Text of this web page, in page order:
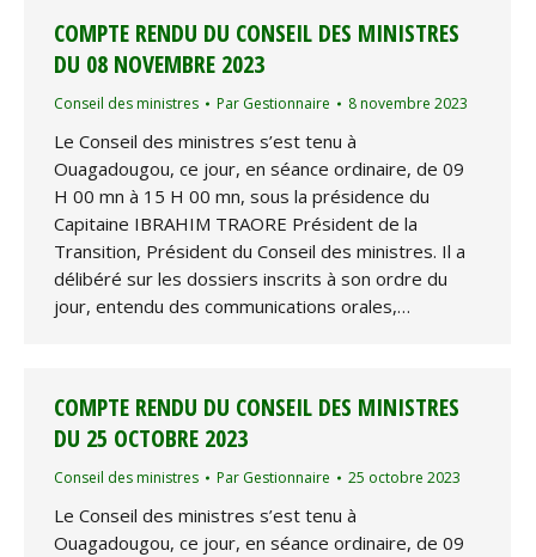
COMPTE RENDU DU CONSEIL DES MINISTRES
DU 08 NOVEMBRE 2023
Conseil des ministres Par Gestionnaire 8 novembre 2023
Le Conseil des ministres s’est tenu à
Ouagadougou, ce jour, en séance ordinaire, de 09
H 00 mn à 15 H 00 mn, sous la présidence du
Capitaine IBRAHIM TRAORE Président de la
Transition, Président du Conseil des ministres. Il a
délibéré sur les dossiers inscrits à son ordre du
jour, entendu des communications orales,…
COMPTE RENDU DU CONSEIL DES MINISTRES
DU 25 OCTOBRE 2023
Conseil des ministres Par Gestionnaire 25 octobre 2023
Le Conseil des ministres s’est tenu à
Ouagadougou, ce jour, en séance ordinaire, de 09